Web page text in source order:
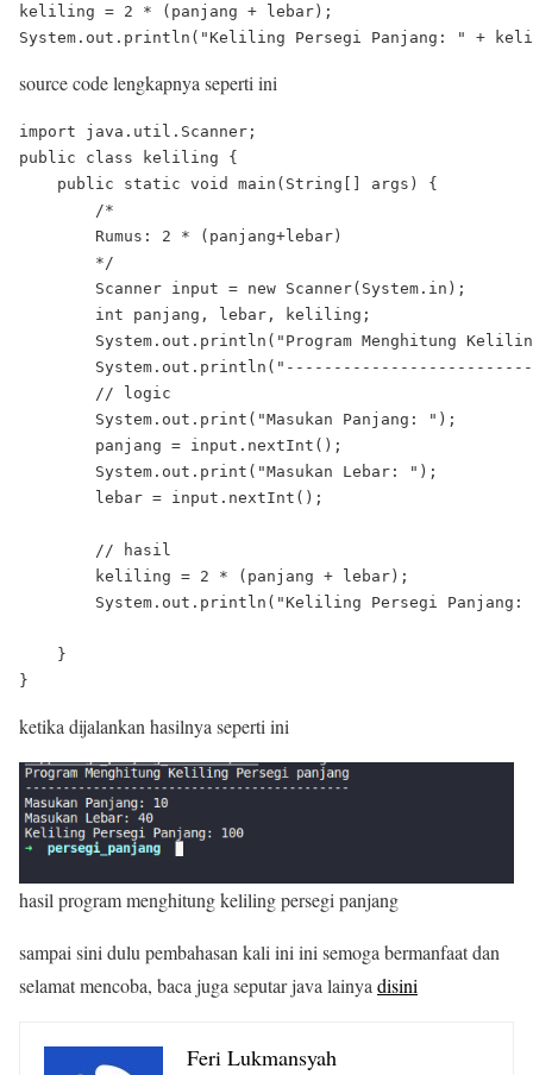
keliling = 2 * (panjang + lebar);
source code lengkapnya seperti ini
import java.util.Scanner;
public class keliling {
    public static void main(String[] args) {
        /*
        Rumus: 2 * (panjang+lebar)
        */
        Scanner input = new Scanner(System.in);
        int panjang, lebar, keliling;
System.out.println("Program Menghitung
        // logic
        System.out.print("Masukan Panjang: ");
        panjang = input.nextInt();
        System.out.print("Masukan Lebar: ");
        lebar = input.nextInt();
        // hasil
        keliling = 2 * (panjang + lebar);
System.out.println("Keliling Persegi Panjang:
    }
ketika dijalankan hasilnya seperti ini
hasil program menghitung keliling persegi panjang
sampai sini dulu pembahasan kali ini ini semoga bermanfaat dan
selamat mencoba, baca juga seputar java lainya disini
Feri Lukmansyah